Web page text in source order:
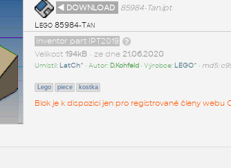
◄ DOWNLOAD
85984-Tan.ipt
Lego 85984-Tan
Inventor part IPT2019
Velikost 194kB• ze dne 21.06.2020
Umístil: LatCh^ • Autor: D.Kohfeld• Výrobce: LEGO^ • md5:
Lego piece kostka
Blok je k dispozici jen pro registrované členy webu